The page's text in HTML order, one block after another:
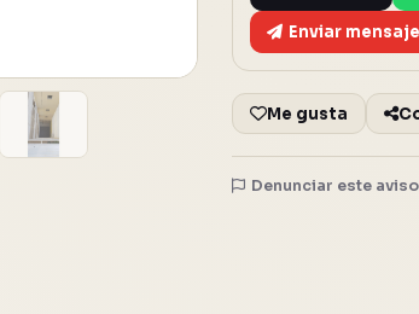
Enviar mensaje
Me gusta
Denunciar este aviso